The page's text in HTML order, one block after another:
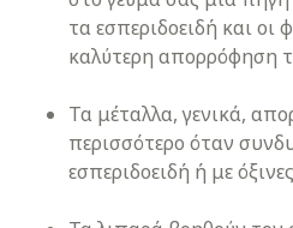
τα εσπεριδοειδή και οι
καλύτερη απορρόφηση
Τα μέταλλα, γενικά,
περισσότερο όταν
εσπεριδοειδή ή με